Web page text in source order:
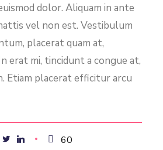
dolor. Aliquam in ante
vel non est. Vestibulum
placerat quam at,
erat mi, tincidunt a congue at,
Etiam placerat efficitur arcu
60